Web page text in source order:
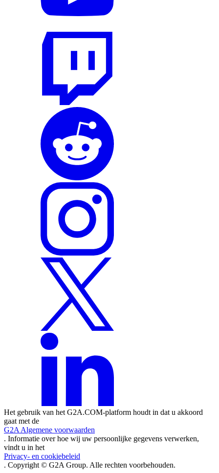
Het gebruik van het G2A.COM-platform houdt in dat u akkoord
gaat met de
G2A Algemene voorwaarden
. Informatie over hoe wij uw persoonlijke gegevens verwerken,
vindt u in het
Privacy- en cookiebeleid
. Copyright © G2A Group. Alle rechten voorbehouden.